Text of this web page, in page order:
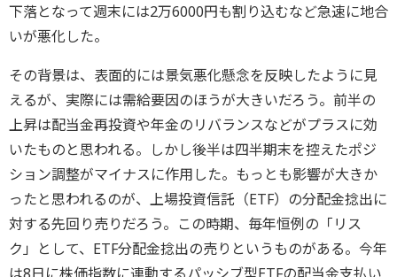
下落となって週末には2万6000円も割り込むなど急速に地合
いが悪化した。
その背景は、表面的には景気悪化懸念を反映したように見
えるが、実際には需給要因のほうが大きいだろう。前半の
上昇は配当金再投資や年金のリバランスなどがプラスに効
いたものと思われる。しかし後半は四半期末を控えたポジ
ション調整がマイナスに作用した。もっとも影響が大きか
ったと思われるのが、上場投資信託（ETF）の分配金捻出に
対する先回り売りだろう。この時期、毎年恒例の「リス
ク」として、ETF分配金捻出の売りというものがある。今年
は8日に株価指数に連動するパッシブ型ETFの配当金支払い